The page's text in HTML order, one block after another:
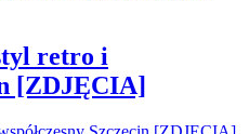
retro i
[ZDJĘCIA]